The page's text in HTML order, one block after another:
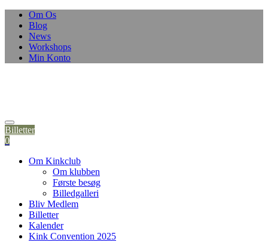
Skip
content
Om Os
Blog
News
Workshops
Min Konto
Billetter
0
Om Kinkclub
Om klubben
Første besøg
Billedgalleri
Bliv Medlem
Billetter
Kalender
Kink Convention 2025